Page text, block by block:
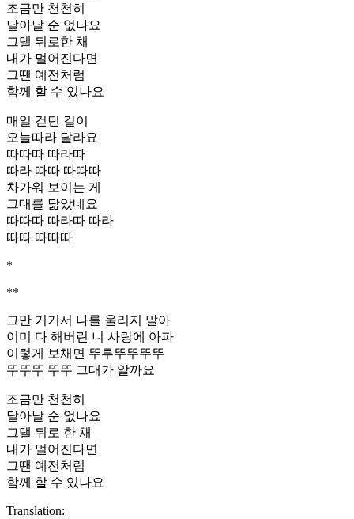
조금만 천천히
달아날 순 없나요
그댈 뒤로한 채
내가 멀어진다면
그땐 예전처럼
함께 할 수 있나요
매일 걷던 길이
오늘따라 달라요
따따따 따라따
따라 따따 따따따
차가워 보이는 게
그대를 닮았네요
따따따 따라따 따라
따따 따따따
*
**
그만 거기서 나를 울리지 말아
이미 다 해버린 니 사랑에 아파
이렇게 보채면 뚜루뚜뚜뚜뚜
뚜뚜뚜 뚜뚜 그대가 알까요
조금만 천천히
달아날 순 없나요
그댈 뒤로 한 채
내가 멀어진다면
그땐 예전처럼
함께 할 수 있나요
Translation: